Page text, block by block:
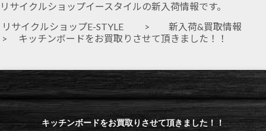
リサイクルショップイースタイルの新入荷情報です。
リサイクルショップE-STYLE
> 新入荷&買取情報
> キッチンボードをお買取りさせて頂きました！！
キッチンボードをお買取りさせて頂きました！！